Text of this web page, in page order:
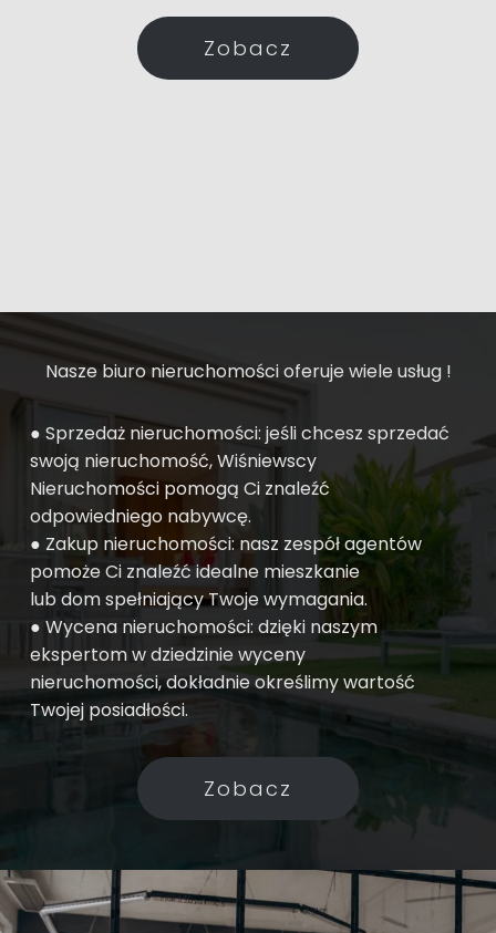
Zobacz
Nasze biuro nieruchomości oferuje wiele usług !
● Sprzedaż nieruchomości: jeśli chcesz sprzedać
swoją nieruchomość, Wiśniewscy
Nieruchomości pomogą Ci znaleźć
odpowiedniego nabywcę.
● Zakup nieruchomości: nasz zespół agentów
pomoże Ci znaleźć idealne mieszkanie
lub dom spełniający Twoje wymagania.
● Wycena nieruchomości: dzięki naszym
ekspertom w dziedzinie wyceny
nieruchomości, dokładnie określimy wartość
Twojej posiadłości.
Zobacz